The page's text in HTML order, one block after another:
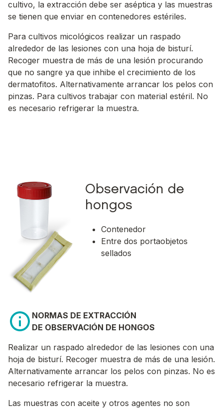
cultivo, la extracción debe ser aséptica y las muestras
se tienen que enviar en contenedores estériles.
Para cultivos micológicos realizar un raspado
alrededor de las lesiones con una hoja de bisturí.
Recoger muestra de más de una lesión procurando
que no sangre ya que inhibe el crecimiento de los
dermatofitos. Alternativamente arrancar los pelos con
pinzas. Para cultivos trabajar con material estéril. No
es necesario refrigerar la muestra.
Observación de
hongos
Contenedor
Entre dos portaobjetos
sellados
NORMAS DE EXTRACCIÓN
DE OBSERVACIÓN DE HONGOS
Realizar un raspado alrededor de las lesiones con una
hoja de bisturí. Recoger muestra de más de una lesión.
Alternativamente arrancar los pelos con pinzas. No es
necesario refrigerar la muestra.
Las muestras con aceite y otros agentes no son